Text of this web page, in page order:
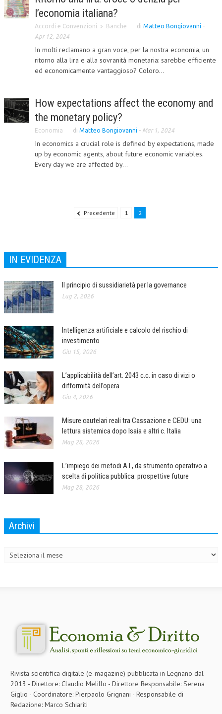
RISK MANAGEMENT
SVILUPPO SOSTENIBILE
L’UMANISTA
DIRITTO PENALE D’IMPRESA
DIRITTO DEL LAVORO
DIRITTO DELLE IMPRESE IN CRISI
TAX RISK MANAGEMENT
CRIMINOLOGIA TRIBUTARIA
CFC E PARADISI FISCALI
PRASSI
AMMINISTRATIVA
TRIBUTARIA
GIURISPRUDENZA
COSTITUZIONALE
CIVILE
TRIBUTARIA
PENALE
ARCHIVIO EVENTI (FINO AL 2022)
DOCUMENTI
MANUALI E MONOGRAFIE
MATERIALE DIDATTICO
INVITI E PROMOZIONI
l’economia italiana?
Accordi e Convenzioni Banche di Matteo Bongiovanni -
Apr 12, 2024
In molti reclamano a gran voce, per la nostra economia, un
ritorno alla lira e alla sovranità monetaria: sarebbe efficiente
ed economicamente vantaggioso? Coloro...
How expectations affect the economy and
the monetary policy?
Economia di Matteo Bongiovanni - Mar 1, 2024
In economics a crucial role is defined by expectations, made
up by economic agents, about future economic variables.
Every day we are affected by...
Precedente 1 2
IN EVIDENZA
Il principio di sussidiarietà per la governance
Lug 2, 2026
Intelligenza artificiale e calcolo del rischio di
investimento
Giu 15, 2026
L’applicabilità dell’art. 2043 c.c. in caso di vizi o
difformità dell’opera
Giu 4, 2026
Misure cautelari reali tra Cassazione e CEDU: una
lettura sistemica dopo Isaia e altri c. Italia
Mag 28, 2026
L’impiego dei metodi A.I., da strumento operativo a
scelta di politica pubblica: prospettive future
Mag 28, 2026
Archivi
Rivista scientifica digitale (e-magazine) pubblicata in Legnano dal
2013 - Direttore: Claudio Melillo - Direttore Responsabile: Serena
Giglio - Coordinatore: Pierpaolo Grignani - Responsabile di
Redazione: Marco Schiariti